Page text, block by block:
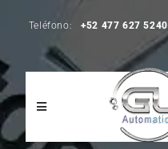
Teléfono: +52 477 627 5240